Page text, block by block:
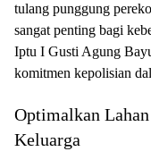
tulang punggung
sangat penting bagi
Iptu I Gusti Agung
komitmen kepolisian
Optimalkan
Keluarga